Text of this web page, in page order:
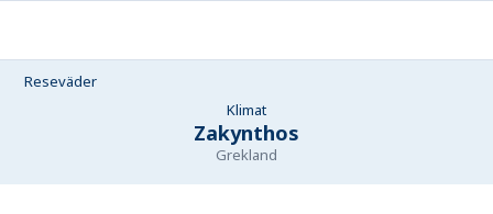
Reseväder
Klimat
Zakynthos
Grekland